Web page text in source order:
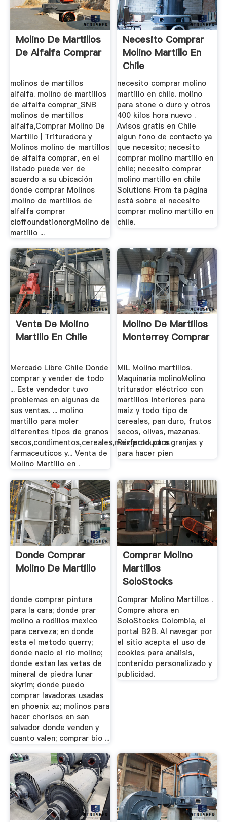
Molino De Martillos
De Alfalfa Comprar
molinos de martillos
alfalfa. molino de martillos
de alfalfa comprar_SNB
molinos de martillos
alfalfa,Comprar Molino De
Martillo | Trituradora y
Molinos molino de martillos
de alfalfa comprar, en el
listado puede ver de
acuerdo a su ubicación
donde comprar Molinos
.molino de martillos de
alfalfa comprar
cioffoundationorgMolino de
martillo ...
Necesito Comprar
Molino Martillo En
Chile
necesito comprar molino
martillo en chile. molino
para stone o duro y otros
400 kilos hora nuevo .
Avisos gratis en Chile
algun fono de contacto ya
que necesito; necesito
comprar molino martillo en
chile; necesito comprar
molino martillo en chile
Solutions From ta página
está sobre el necesito
comprar molino martillo en
chile.
Venta De Molino
Martillo En Chile
Mercado Libre Chile Donde
comprar y vender de todo
... Este vendedor tuvo
problemas en algunas de
sus ventas. ... molino
martillo para moler
diferentes tipos de granos
secos,condimentos,cereales,maiz,productos
farmaceuticos y... Venta de
Molino Martillo en .
Molino De Martillos
Monterrey Comprar
MIL Molino martillos.
Maquinaria molinoMolino
triturador eléctrico con
martillos interiores para
maíz y todo tipo de
cereales, pan duro, frutos
secos, olivas, mazanas.
Perfecto para granjas y
para hacer pien
Donde Comprar
Molino De Martillo
donde comprar pintura
para la cara; donde prar
molino a rodillos mexico
para cerveza; en donde
esta el metodo querry;
donde nacio el rio molino;
donde estan las vetas de
mineral de piedra lunar
skyrim; donde puedo
comprar lavadoras usadas
en phoenix az; molinos para
hacer chorisos en san
salvador donde venden y
cuanto valen; comprar bio ...
Comprar Molino
Martillos
SoloStocks
Colombia
Comprar Molino Martillos .
Compre ahora en
SoloStocks Colombia, el
portal B2B. Al navegar por
el sitio acepta el uso de
cookies para análisis,
contenido personalizado y
publicidad.